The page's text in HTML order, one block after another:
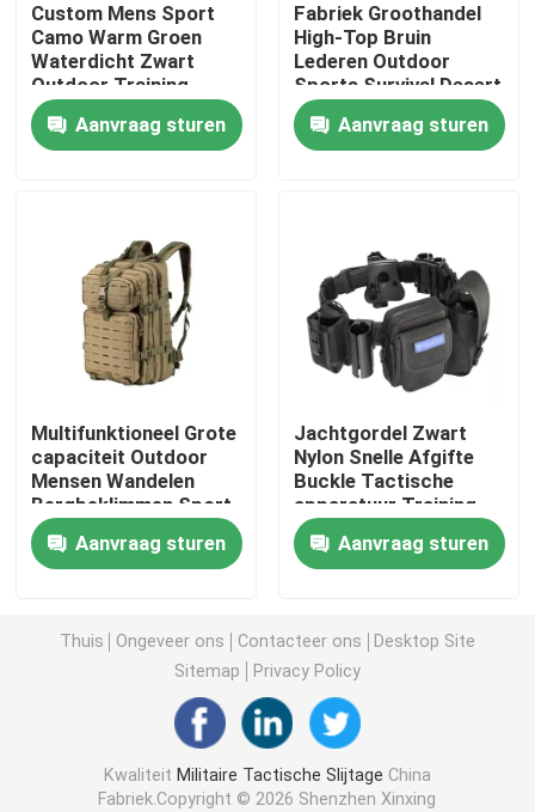
Nieuws
Vraag een offerte
Militair tactisch kogelvrij vest
Tactische Ballistische Helm
Kogelvrij Materiaal
Militaire Tactische Rugzak
Tactisch Openluchttoestel
Gevechts Tactische Laarzen
Gevechts Tactisch Vest
Custom Mens Sport
Camo Warm Groen
Waterdicht Zwart
Outdoor Training
Softshell Polar Fleece
Marine Winter Tactical
Jackets
Aanvraag sturen
Fabriek Groothandel
High-Top Bruin
Lederen Outdoor
Sports Survival Desert
Safety Tactische
Combat Boots
Aanvraag sturen
Multifunktioneel Grote
capaciteit Outdoor
Mensen Wandelen
Bergbeklimmen Sport
Reizen Kamperen
Rucksack Tactische
aanval Rucksack
Aanvraag sturen
Jachtgordel Zwart
Nylon Snelle Afgifte
Buckle Tactische
apparatuur Training
Molle Holster
Tactische Gordel
Mannen
Aanvraag sturen
Thuis Ongeveer ons Contacteer ons
Desktop Site
Sitemap
Privacy Policy
Kwaliteit Militaire Tactische Slijtage China
Fabriek.Copyright © 2026 Shenzhen Xinxing